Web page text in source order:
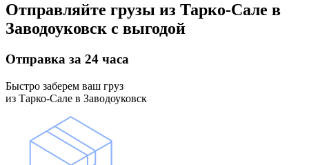
Отправляйте грузы из Тарко-Сале в
Заводоуковск с выгодой
Отправка за 24 часа
Быстро заберем ваш груз
из Тарко-Сале в Заводоуковск